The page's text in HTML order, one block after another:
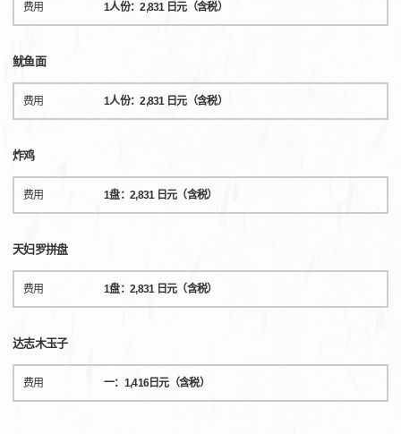
费用 1人份：2,831 日元（含税）
鱿鱼面
费用 1人份：2,831 日元（含税）
炸鸡
费用 1盘：2,831 日元（含税）
天妇罗拼盘
费用 1盘：2,831 日元（含税）
达志木玉子
费用 一：1,416日元（含税）